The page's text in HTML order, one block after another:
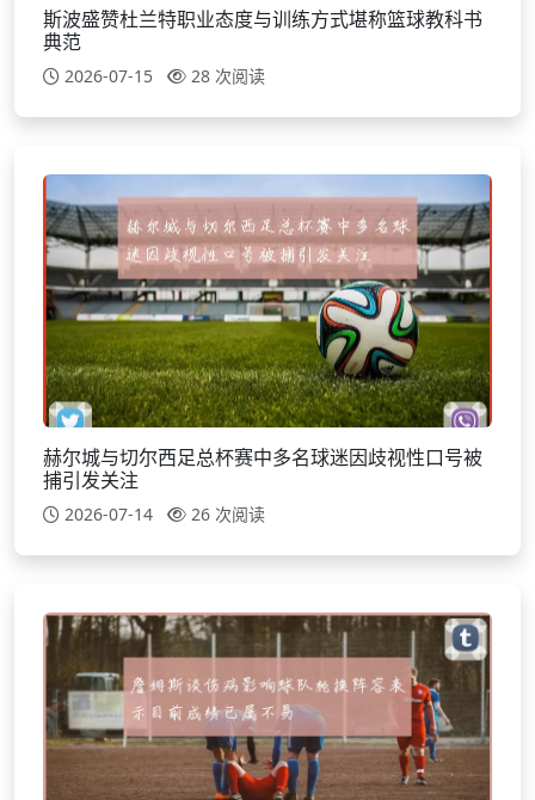
斯波盛赞杜兰特职业态度与训练方式堪称篮球教科书
典范
2026-07-15 28 次阅读
赫尔城与切尔西足总杯赛中多名球迷因歧视性口号被
捕引发关注
2026-07-14 26 次阅读